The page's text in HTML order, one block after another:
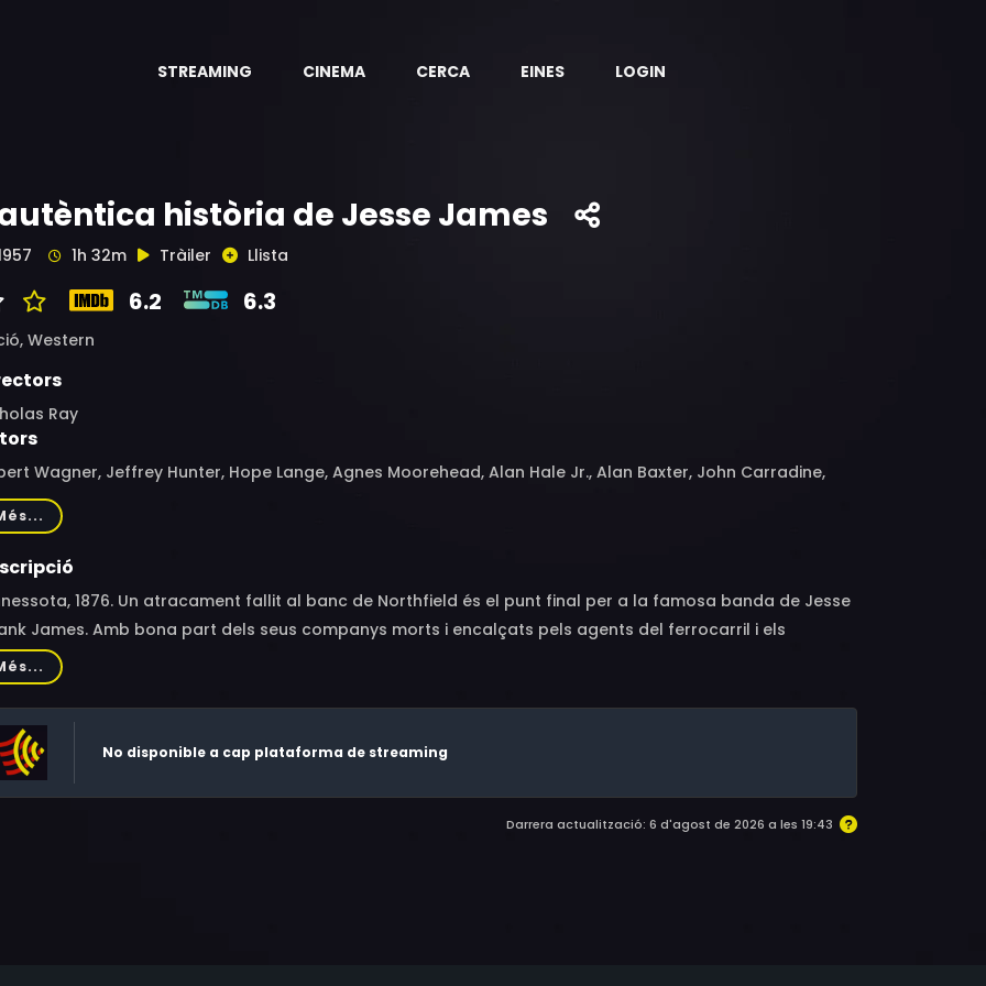
STREAMING CINEMA CERCA EINES LOGIN
història de Jesse James
1h 32m Tràiler Llista
6.2 6.3
Western
Ray
Wagner, Jeffrey Hunter, Hope Lange, Agnes Moorehead, Alan Hale Jr., Alan Baxter, John Carradine,
Stephens, Barney Phillips, Biff Elliot, Frank Overton, Barry Atwater, Marian Seldes, Chubby Johnson,
Gorshin, Carl Thayler, John Doucette, Anthony Ray, Jason Johnson, Joe Di Reda, Clegg Hoyt, Sumner
1876. Un atracament fallit al banc de Northfield és el punt final per a la famosa banda de Jesse
James. Amb bona part dels seus companys morts i encalçats pels agents del ferrocarril i els
de la llei, els dos germans es troben en una situació límit. Tots dos i la seva família evoquen
trajectòria des que va acabar la Guerra de Secessió, quan malvivien entre la misèria i la humiliació
als que lluitaren pel sud, fins que l'audàcia dels seus atracaments els va convertir en llegenda.
No disponible a cap plataforma de streaming
Darrera actualització: 6 d'agost de 2026 a les 19:43